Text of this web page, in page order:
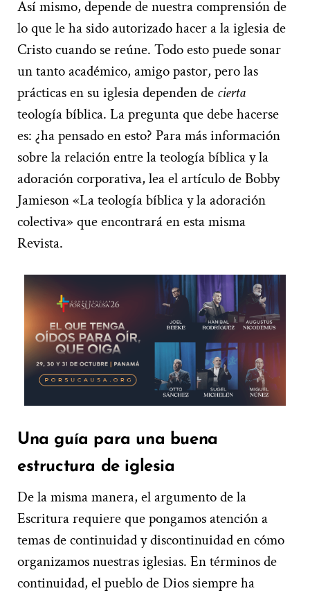
Así mismo, depende de nuestra comprensión de
lo que le ha sido autorizado hacer a la iglesia de
Cristo cuando se reúne. Todo esto puede sonar
un tanto académico, amigo pastor, pero las
prácticas en su iglesia dependen de cierta
teología bíblica. La pregunta que debe hacerse
es: ¿ha pensado en esto? Para más información
sobre la relación entre la teología bíblica y la
adoración corporativa, lea el artículo de Bobby
Jamieson «La teología bíblica y la adoración
colectiva» que encontrará en esta misma
Revista.
Una guía para una buena
estructura de iglesia
De la misma manera, el argumento de la
Escritura requiere que pongamos atención a
temas de continuidad y discontinuidad en cómo
organizamos nuestras iglesias. En términos de
continuidad, el pueblo de Dios siempre ha